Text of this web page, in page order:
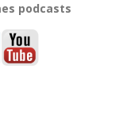
podcasts